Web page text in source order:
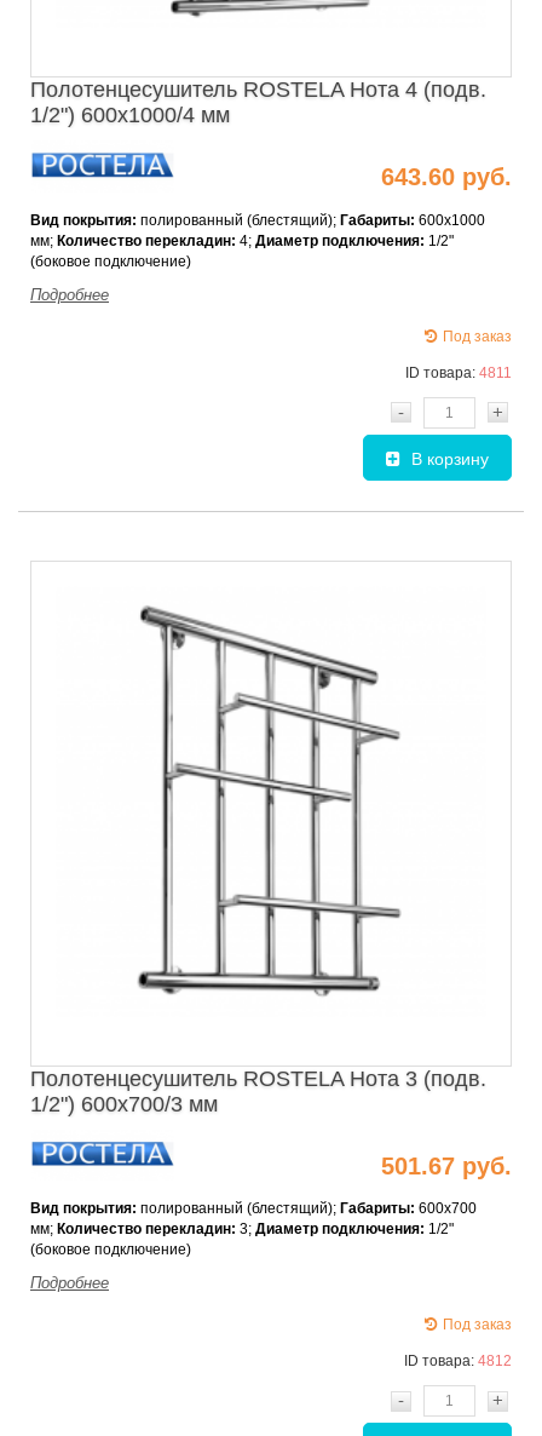
Полотенцесушитель ROSTELA Нота 4 (подв.
1/2") 600х1000/4 мм
643.60 руб.
Вид покрытия: полированный (блестящий); Габариты: 600х1000
мм; Количество перекладин: 4; Диаметр подключения: 1/2"
(боковое подключение)
Подробнее
Под заказ
ID товара: 4811
- +
В корзину
Полотенцесушитель ROSTELA Нота 3 (подв.
1/2") 600х700/3 мм
501.67 руб.
Вид покрытия: полированный (блестящий); Габариты: 600х700
мм; Количество перекладин: 3; Диаметр подключения: 1/2"
(боковое подключение)
Подробнее
Под заказ
ID товара: 4812
- +